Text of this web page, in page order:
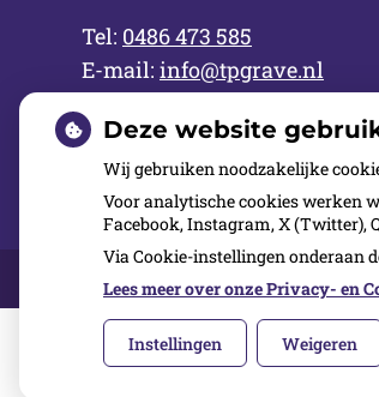
Tel: 0486 473 585
E-mail: info@tpgrave.nl
Over ons Inschrijven
Deze website
Wij gebruiken noodzakelijke
Voor analytische cookies werken
Facebook, Instagram, X (Twitter),
Via Cookie-instellingen onderaan
Lees meer over onze Privacy- en
Instellingen Weigeren